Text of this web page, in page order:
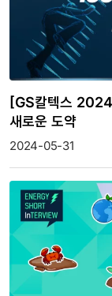
[GS칼텍스
새로운 도약
2024-05-31